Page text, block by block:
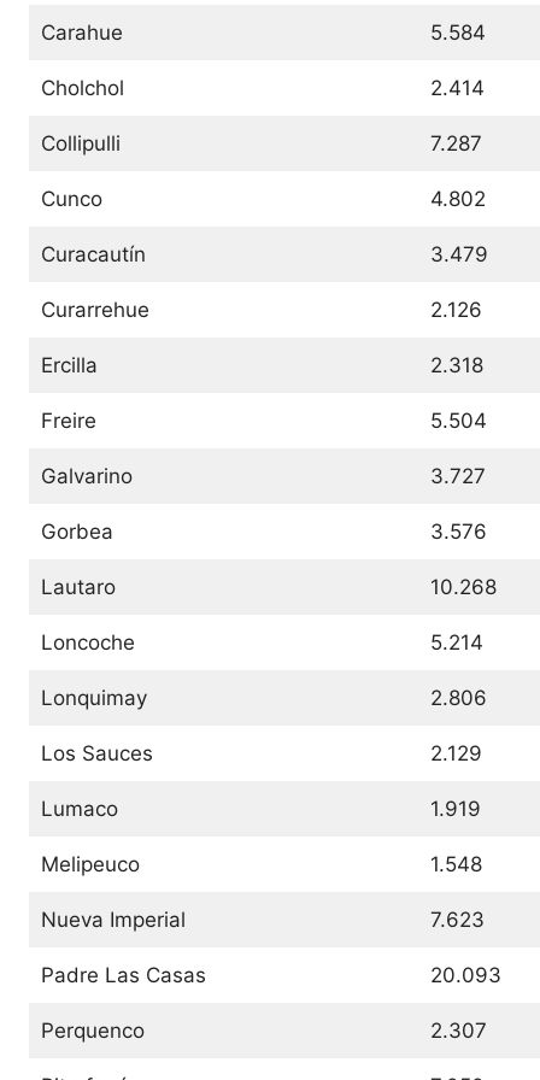
Carahue 5.584
Cholchol 2.414
Collipulli 7.287
Cunco 4.802
Curacautín 3.479
Curarrehue 2.126
Ercilla 2.318
Freire 5.504
Galvarino 3.727
Gorbea 3.576
Lautaro 10.268
Loncoche 5.214
Lonquimay 2.806
Los Sauces 2.129
Lumaco 1.919
Melipeuco 1.548
Nueva Imperial 7.623
Padre Las Casas 20.093
Perquenco 2.307